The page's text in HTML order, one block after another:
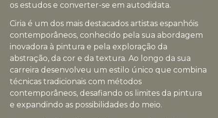
os estudos e converter-se em autodidata.
Ciria é um dos mais destacados artistas espanhóis
contemporâneos, conhecido pela sua abordagem
inovadora à pintura e pela exploração da
abstração, da cor e da textura. Ao longo da sua
carreira desenvolveu um estilo único que combina
técnicas tradicionais com métodos
contemporâneos, desafiando os limites da pintura
e expandindo as possibilidades do meio.